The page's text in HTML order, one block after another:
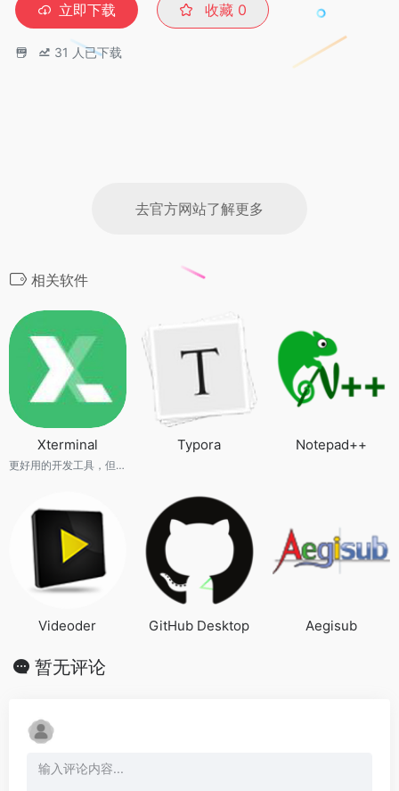
立即下载 收藏 0
31 人已下载
去官方网站了解更多
相关软件
Xterminal
更好用的开发工具，但不止于 SSHNoteTerminal...... 不仅是强大的SSH工具，更提供本地控制台，以及更多即将 推出的开发相关功能，让您专注于创造卓越的代码
Typora Notepad++
Videoder GitHub Desktop Aegisub
暂无评论